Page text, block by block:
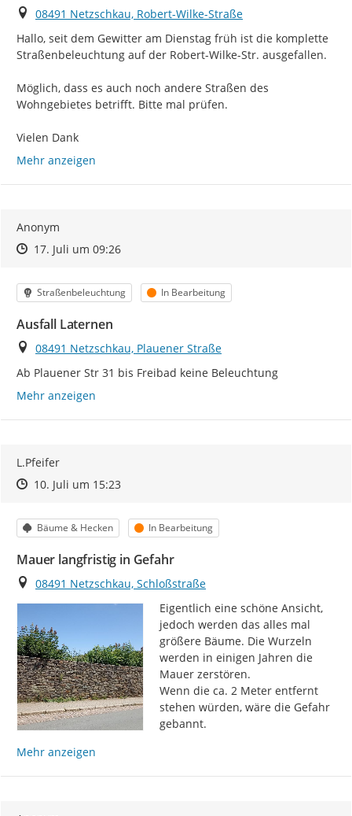
Ort
08491 Netzschkau, Robert-Wilke-Straße
Hallo, seit dem Gewitter am Dienstag früh ist die komplette
Straßenbeleuchtung auf der Robert-Wilke-Str. ausgefallen.
Möglich, dass es auch noch andere Straßen des
Wohngebietes betrifft. Bitte mal prüfen.
Vielen Dank
Mehr anzeigen
Anonym
Zeitpunkt des Erstellens
Zeitpunkt des Erstellens
17. Juli um 09:26Zur Äußerung
Kategorie
Straßenbeleuchtung Status
In Bearbeitung
Ausfall Laternen
Ort
08491 Netzschkau, Plauener Straße
Ab Plauener Str 31 bis Freibad keine Beleuchtung
Mehr anzeigen
L.Pfeifer
Zeitpunkt des Erstellens
Zeitpunkt des Erstellens
10. Juli um 15:23Zur Äußerung
Kategorie
Bäume & Hecken Status
In Bearbeitung
Mauer langfristig in Gefahr
Ort
08491 Netzschkau, Schloßstraße
Eigentlich eine schöne Ansicht,
jedoch werden das alles mal
größere Bäume. Die Wurzeln
werden in einigen Jahren die
Mauer zerstören.
Wenn die ca. 2 Meter entfernt
stehen würden, wäre die Gefahr
gebannt.
Mehr anzeigen